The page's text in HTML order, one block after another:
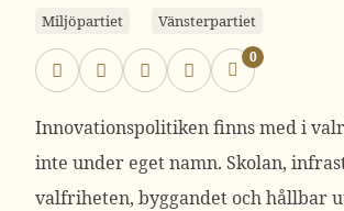
Miljöpartiet Vänsterpartiet
0
Innovationspolitiken finns med i
inte under eget namn. Skolan,
valfriheten, byggandet och hållbar